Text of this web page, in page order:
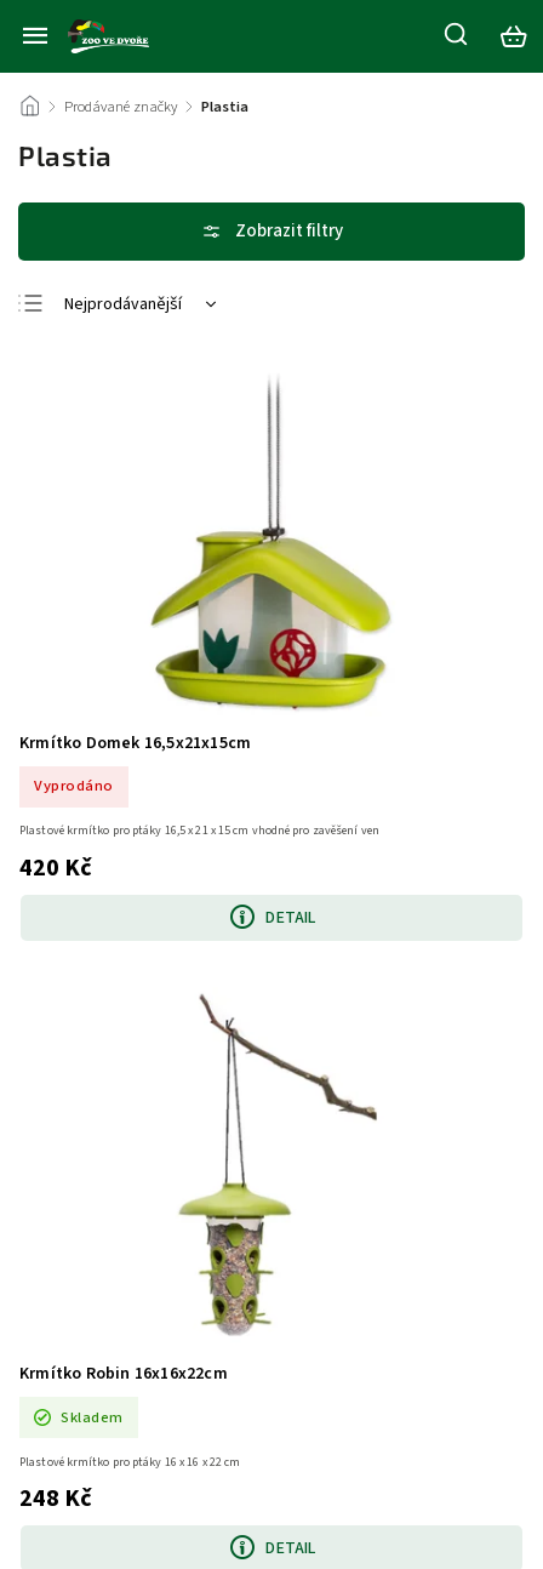
/ Prodávané značky / Plastia
Plastia
Nejprodávanější
Krmítko Domek 16,5x21x15cm
Vyprodáno
420 Kč
DETAIL
Plastové krmítko pro ptáky 16,5 x 21 x 15 cm vhodné pro zavěšení ven
Krmítko Robin 16x16x22cm
Skladem
248 Kč
DETAIL
Plastové krmítko pro ptáky 16 x 16 x 22 cm